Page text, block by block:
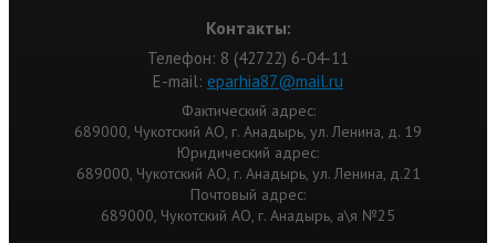
Контакты:
Телефон: 8 (42722) 6-04-11
Е-mail: eparhia87@mail.ru
Фактический адрес:
689000, Чукотский АО, г. Анадырь, ул. Ленина, д. 19
Юридический адрес:
689000, Чукотский АО, г. Анадырь, ул. Ленина, д.21
Почтовый адрес:
689000, Чукотский АО, г. Анадырь, а\я №25